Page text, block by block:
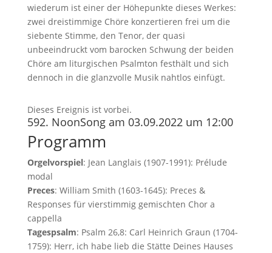
wiederum ist einer der Höhepunkte dieses Werkes:
zwei dreistimmige Chöre konzertieren frei um die
siebente Stimme, den Tenor, der quasi
unbeeindruckt vom barocken Schwung der beiden
Chöre am liturgischen Psalmton festhält und sich
dennoch in die glanzvolle Musik nahtlos einfügt.
Dieses Ereignis ist vorbei.
592. NoonSong am 03.09.2022 um 12:00
Programm
Orgelvorspiel: Jean Langlais (1907-1991): Prélude
modal
Preces: William Smith (1603-1645): Preces &
Responses für vierstimmig gemischten Chor a
cappella
Tagespsalm: Psalm 26,8: Carl Heinrich Graun (1704-
1759): Herr, ich habe lieb die Stätte Deines Hauses